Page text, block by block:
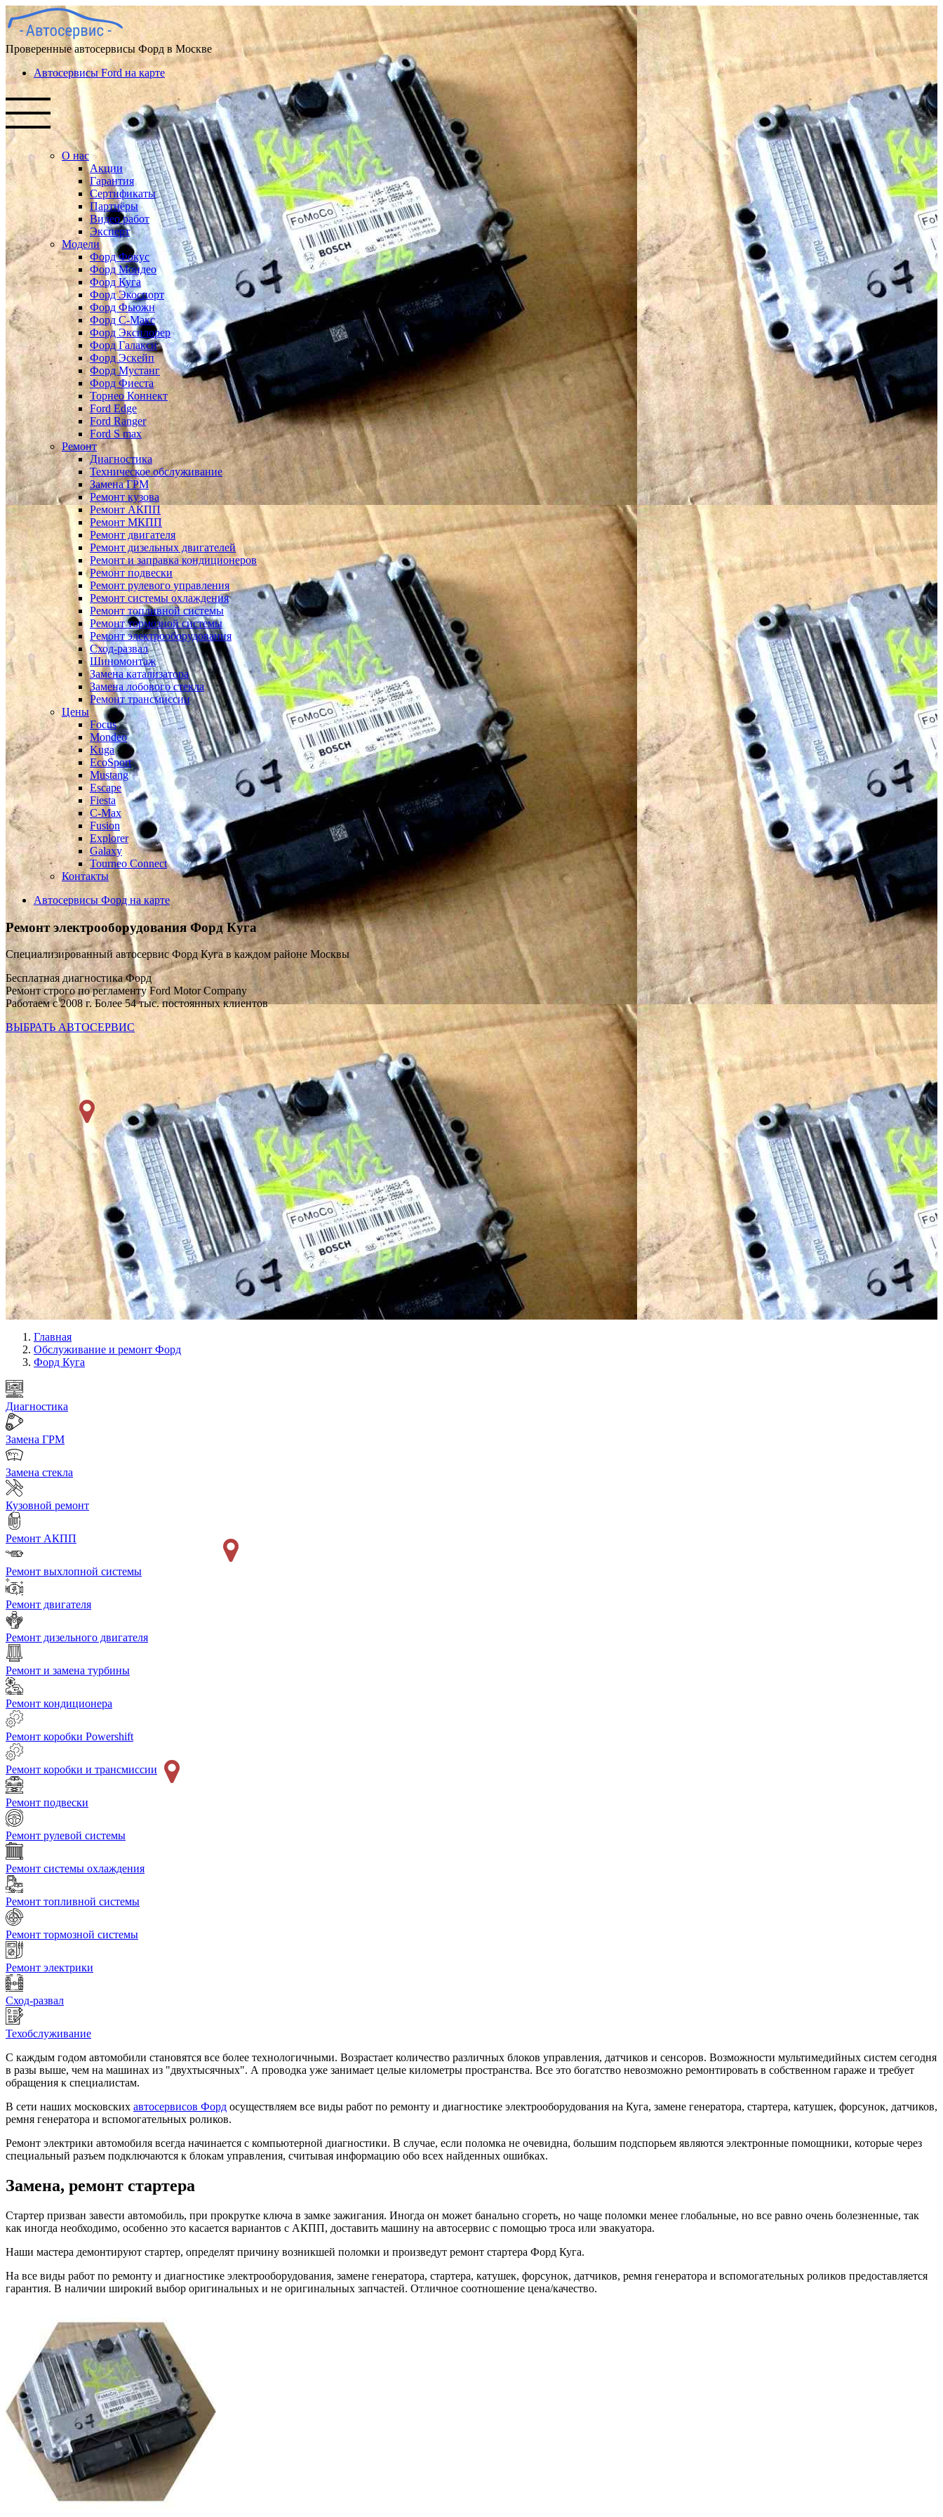
Проверенные автосервисы Форд в Москве
Автосервисы Ford на карте
О нас
Акции
Гарантия
Сертификаты
Партнёры
Видео работ
Эксперт
Модели
Форд Фокус
Форд Мондео
Форд Куга
Форд Экоспорт
Форд Фьюжн
Форд С-Макс
Форд Эксплорер
Форд Галакси
Форд Эскейп
Форд Мустанг
Форд Фиеста
Торнео Коннект
Ford Edge
Ford Ranger
Ford S max
Ремонт
Диагностика
Техническое обслуживание
Замена ГРМ
Ремонт кузова
Ремонт АКПП
Ремонт МКПП
Ремонт двигателя
Ремонт дизельных двигателей
Ремонт и заправка кондиционеров
Ремонт подвески
Ремонт рулевого управления
Ремонт системы охлаждения
Ремонт топливной системы
Ремонт тормозной системы
Ремонт электрооборудования
Сход-развал
Шиномонтаж
Замена катализатора
Замена лобового стекла
Ремонт трансмиссии
Цены
Focus
Mondeo
Kuga
EcoSport
Mustang
Escape
Fiesta
C-Max
Fusion
Explorer
Galaxy
Tourneo Connect
Контакты
Автосервисы Форд на карте
Ремонт электрооборудования Форд Куга
Специализированный автосервис Форд Куга в каждом районе Москвы
Бесплатная диагностика Форд
Ремонт строго по регламенту Ford Motor Company
Работаем с 2008 г. Более 54 тыс. постоянных клиентов
ВЫБРАТЬ АВТОСЕРВИС
Главная
Обслуживание и ремонт Форд
Форд Куга
Диагностика
Замена ГРМ
Замена стекла
Кузовной ремонт
Ремонт АКПП
Ремонт выхлопной системы
Ремонт двигателя
Ремонт дизельного двигателя
Ремонт и замена турбины
Ремонт кондиционера
Ремонт коробки Powershift
Ремонт коробки и трансмиссии
Ремонт подвески
Ремонт рулевой системы
Ремонт системы охлаждения
Ремонт топливной системы
Ремонт тормозной системы
Ремонт электрики
Сход-развал
Техобслуживание
С каждым годом автомобили становятся все более технологичными. Возрастает количество различных блоков управления, датчиков и сенсоров. Возможности мультимедийных систем сегодня
в разы выше, чем на машинах из "двухтысячных". А проводка уже занимает целые километры пространства. Все это богатство невозможно ремонтировать в собственном гараже и требует
обращения к специалистам.
В сети наших московских автосервисов Форд осуществляем все виды работ по ремонту и диагностике электрооборудования на Куга, замене генератора, стартера, катушек, форсунок, датчиков,
ремня генератора и вспомогательных роликов.
Ремонт электрики автомобиля всегда начинается с компьютерной диагностики. В случае, если поломка не очевидна, большим подспорьем являются электронные помощники, которые через
специальный разъем подключаются к блокам управления, считывая информацию обо всех найденных ошибках.
Замена, ремонт стартера
Стартер призван завести автомобиль, при прокрутке ключа в замке зажигания. Иногда он может банально сгореть, но чаще поломки менее глобальные, но все равно очень болезненные, так
как иногда необходимо, особенно это касается вариантов с АКПП, доставить машину на автосервис с помощью троса или эвакуатора.
Наши мастера демонтируют стартер, определят причину возникшей поломки и произведут ремонт стартера Форд Куга.
На все виды работ по ремонту и диагностике электрооборудования, замене генератора, стартера, катушек, форсунок, датчиков, ремня генератора и вспомогательных роликов предоставляется
гарантия. В наличии широкий выбор оригинальных и не оригинальных запчастей. Отличное соотношение цена/качество.